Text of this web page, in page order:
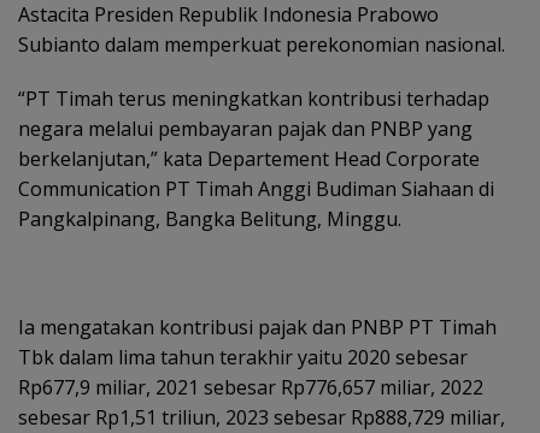
Astacita Presiden Republik Indonesia Prabowo
Subianto dalam memperkuat perekonomian nasional.
“PT Timah terus meningkatkan kontribusi terhadap
negara melalui pembayaran pajak dan PNBP yang
berkelanjutan,” kata Departement Head Corporate
Communication PT Timah Anggi Budiman Siahaan di
Pangkalpinang, Bangka Belitung, Minggu.
Ia mengatakan kontribusi pajak dan PNBP PT Timah
Tbk dalam lima tahun terakhir yaitu 2020 sebesar
Rp677,9 miliar, 2021 sebesar Rp776,657 miliar, 2022
sebesar Rp1,51 triliun, 2023 sebesar Rp888,729 miliar,